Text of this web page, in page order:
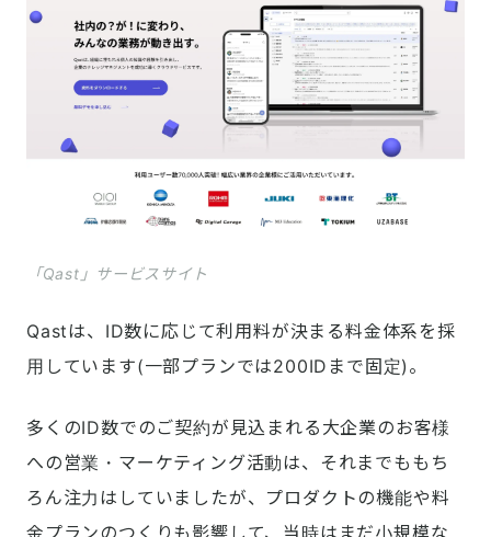
「Qast」サービスサイト
Qastは、ID数に応じて利用料が決まる料金体系を採
用しています(一部プランでは200IDまで固定)。
多くのID数でのご契約が見込まれる大企業のお客様
への営業・マーケティング活動は、それまでももち
ろん注力はしていましたが、プロダクトの機能や料